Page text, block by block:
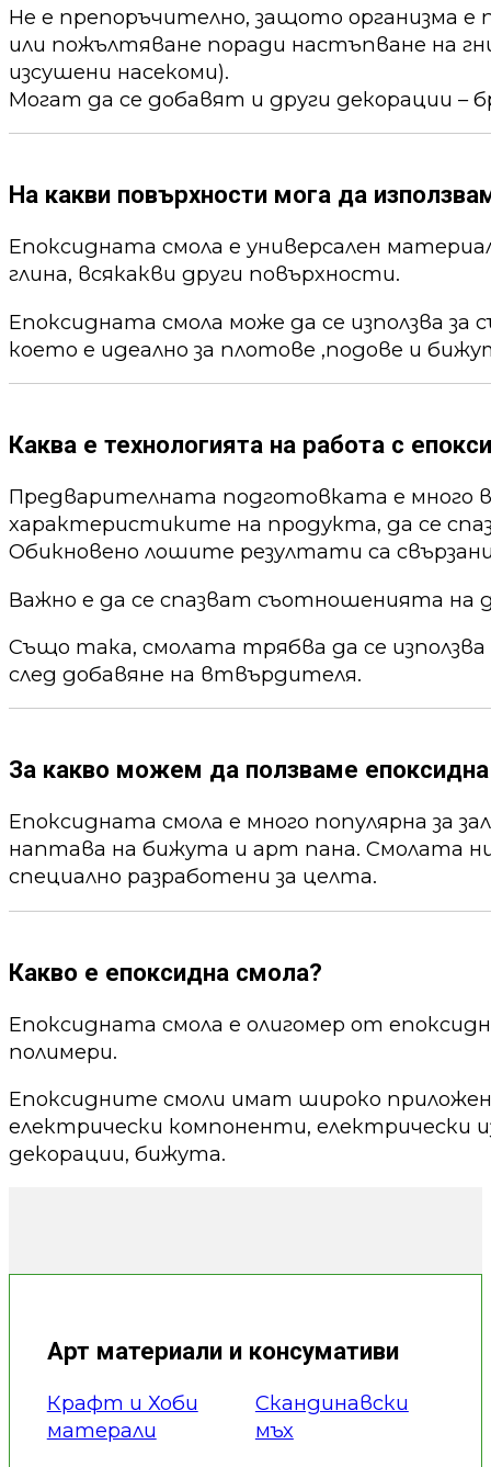
Не е препоръчително, защото организма
или пожълтяване поради настъпване на
изсушени насекоми).
Могат да се добавят и други декорации –
На какви повърхности мога да
Епоксидната смола е универсален
глина, всякакви други повърхности.
Епоксидната смола може да се използва за
което е идеално за плотове ,подове и
Каква е технологията на работа с
Предварителната подготовката е много
характеристиките на продукта, да се
Обикновено лошите резултати са
Важно е да се спазват съотношенията на
Също така, смолата трябва да се
след добавяне на втвърдителя.
За какво можем да ползваме
Епоксидната смола е много популярна за
наптава на бижута и арт пана. Смолата
специално разработени за целта.
Какво е епоксидна смола?
Епоксидната смола е олигомер от
полимери.
Епоксидните смоли имат широко
електрически компоненти, електрически
декорации, бижута.
Арт материали и консумативи
Крафт и Хоби
матерали
Скандинавски
мъх